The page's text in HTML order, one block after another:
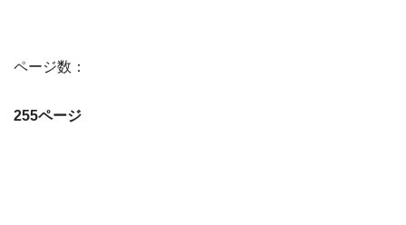
ページ数：
255ページ